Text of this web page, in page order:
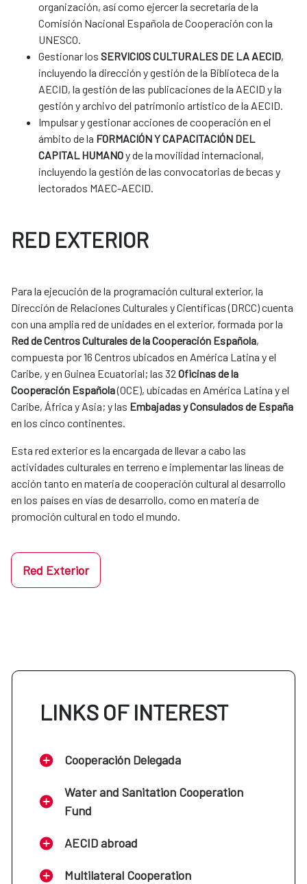
organización, así como ejercer la secretaría de la
Comisión Nacional Española de Cooperación con la
UNESCO.
Gestionar los SERVICIOS CULTURALES DE LA AECID,
incluyendo la dirección y gestión de la Biblioteca de la
AECID, la gestión de las publicaciones de la AECID y la
gestión y archivo del patrimonio artístico de la AECID.
Impulsar y gestionar acciones de cooperación en el
ámbito de la FORMACIÓN Y CAPACITACIÓN DEL
CAPITAL HUMANOy de la movilidad internacional,
incluyendo la gestión de las convocatorias de becas y
lectorados MAEC-AECID.
RED EXTERIOR
Para la ejecución de la programación cultural exterior, la
Dirección de Relaciones Culturales y Científicas (DRCC) cuenta
con una amplia red de unidades en el exterior, formada por la
Red de Centros Culturales de la Cooperación Española,
compuesta por 16 Centros ubicados en América Latina y el
Caribe, y en Guinea Ecuatorial; las 32 Oficinas de la
Cooperación Española(OCE), ubicadas en América Latina y el
Caribe, África y Asia; y las Embajadas y Consulados de España
en los cinco continentes.
Esta red exterior es la encargada de llevar a cabo las
actividades culturales en terreno e implementar las líneas de
acción tanto en materia de cooperación cultural al desarrollo
en los países en vías de desarrollo, como en materia de
promoción cultural en todo el mundo.
Red Exterior
LINKS OF INTEREST
Cooperación Delegada
Water and Sanitation Cooperation
Fund
AECID abroad
Multilateral Cooperation